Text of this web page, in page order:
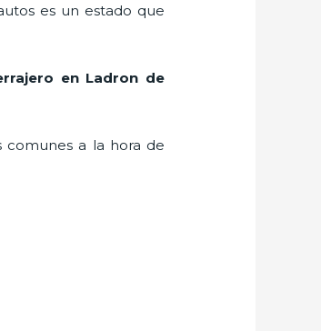
es un estado que
en Ladron de
comunes a la hora de